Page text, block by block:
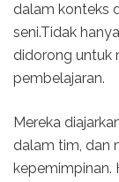
dalam konteks
seni.Tidak
didorong untuk
pembelajaran.
Mereka
dalam tim, dan
kepemimpinan.